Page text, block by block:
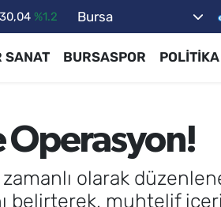
%0.17
%-19
%1.2
Bursa
SANAT BURSASPOR POLİTİKA
Operasyon!
olarak
belirterek, muhtelif